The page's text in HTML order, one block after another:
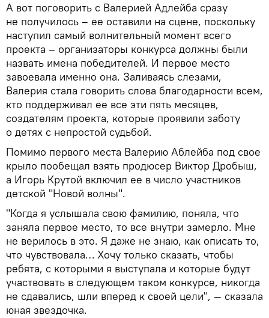
А вот поговорить с Валерией Адлейба сразу
не получилось – ее оставили на сцене, поскольку
наступил самый волнительный момент всего
проекта – организаторы конкурса должны были
назвать имена победителей. И первое место
завоевала именно она. Заливаясь слезами,
Валерия стала говорить слова благодарности всем,
кто поддерживал ее все эти пять месяцев,
создателям проекта, которые проявили заботу
о детях с непростой судьбой.
Помимо первого места Валерию Аблейба под свое
крыло пообещал взять продюсер Виктор Дробыш,
а Игорь Крутой включил ее в число участников
детской "Новой волны".
"Когда я услышала свою фамилию, поняла, что
заняла первое место, то все внутри замерло. Мне
не верилось в это. Я даже не знаю, как описать то,
что чувствовала… Хочу только сказать, чтобы
ребята, с которыми я выступала и которые будут
участвовать в следующем таком конкурсе, никогда
не сдавались, шли вперед к своей цели", — сказала
юная звездочка.